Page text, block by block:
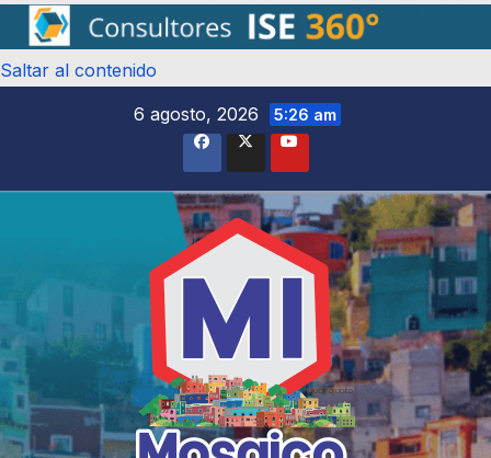
Saltar al contenido
6 agosto, 2026
5:26 am